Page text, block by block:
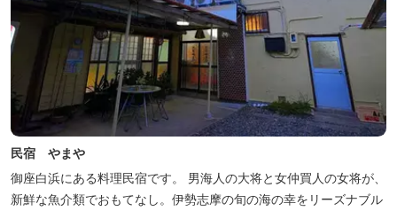
民宿 やまや
御座白浜にある料理民宿です。 男海人の大将と女仲買人の女将が、
新鮮な魚介類でおもてなし。伊勢志摩の旬の海の幸をリーズナブル